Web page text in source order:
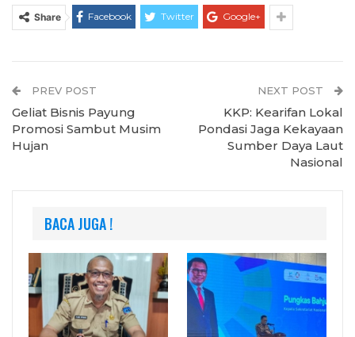
Share Facebook Twitter Google+
PREV POST
Geliat Bisnis Payung
Promosi Sambut Musim
Hujan
NEXT POST
KKP: Kearifan Lokal
Pondasi Jaga Kekayaan
Sumber Daya Laut
Nasional
BACA JUGA !